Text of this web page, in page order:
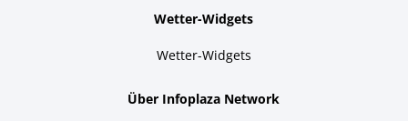
Wetter-Widgets
Wetter-Widgets
Über Infoplaza Network